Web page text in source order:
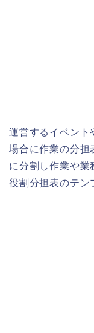
運営するイベント
場合に作業の分担
に分割し作業や業
役割分担表のテン